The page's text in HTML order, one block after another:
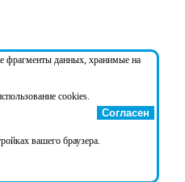
фрагменты данных, хранимые на
cookies.
Согласен
вашего браузера.